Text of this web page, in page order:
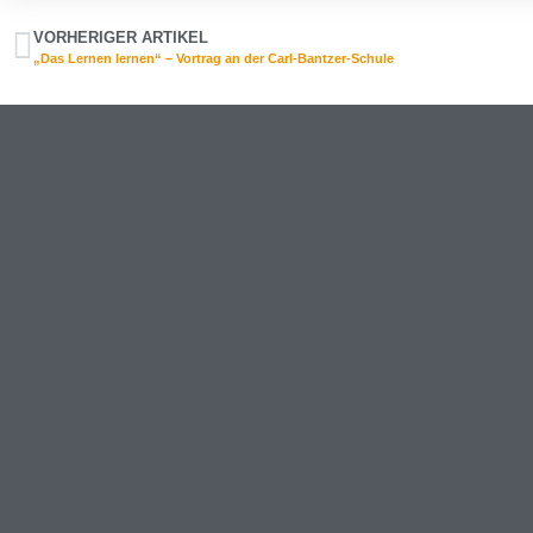
VORHERIGER ARTIKEL
„Das Lernen lernen“ – Vortrag an der Carl-Bantzer-Schule